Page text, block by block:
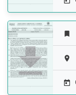



